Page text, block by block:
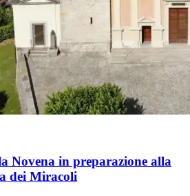
Novena in preparazione alla
dei Miracoli